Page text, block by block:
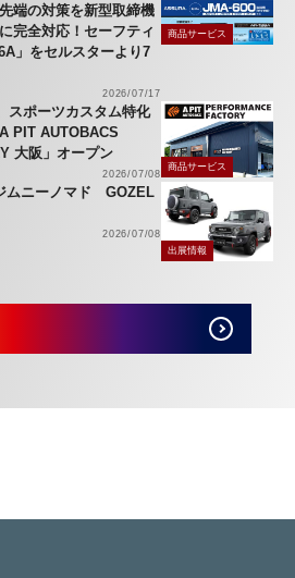
端の対策を新型取締機
完全対応！セーフティ
」をセルスターより7
2026/07/17
商品サービス
スポーツカスタム特化
PIT AUTOBACS
大阪」オープン
2026/07/08
商品サービス
ムニーノマド GOZEL
2026/07/08
出展情報